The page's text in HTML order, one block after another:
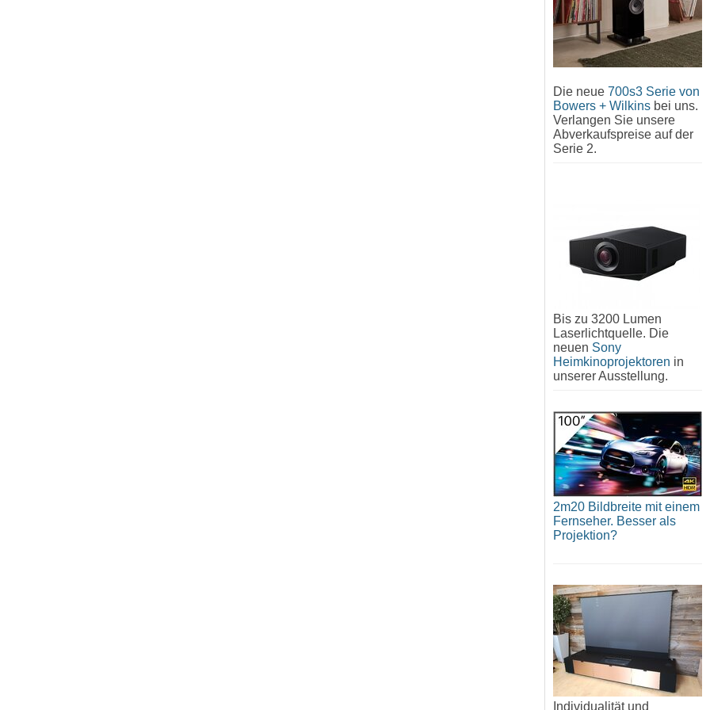
Die neue 700s3 Serie von
Bowers + Wilkins bei uns.
Verlangen Sie unsere
Abverkaufspreise auf der
Serie 2.
Bis zu 3200 Lumen
Laserlichtquelle. Die
neuen Sony
Heimkinoprojektoren in
unserer Ausstellung.
2m20 Bildbreite mit einem
Fernseher. Besser als
Projektion?
Individualität und